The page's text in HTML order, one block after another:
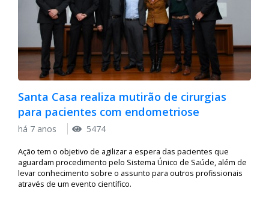
Santa Casa realiza mutirão de cirurgias
para pacientes com endometriose
há 7 anos 5474
Ação tem o objetivo de agilizar a espera das pacientes que
aguardam procedimento pelo Sistema Único de Saúde, além de
levar conhecimento sobre o assunto para outros profissionais
através de um evento científico.